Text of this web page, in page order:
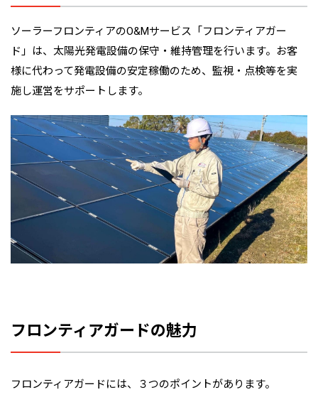
ソーラーフロンティアのO&Mサービス「フロンティアガー
ド」は、太陽光発電設備の保守・維持管理を行います。お客
様に代わって発電設備の安定稼働のため、監視・点検等を実
施し運営をサポートします。
フロンティアガードの魅力
フロンティアガードには、３つのポイントがあります。